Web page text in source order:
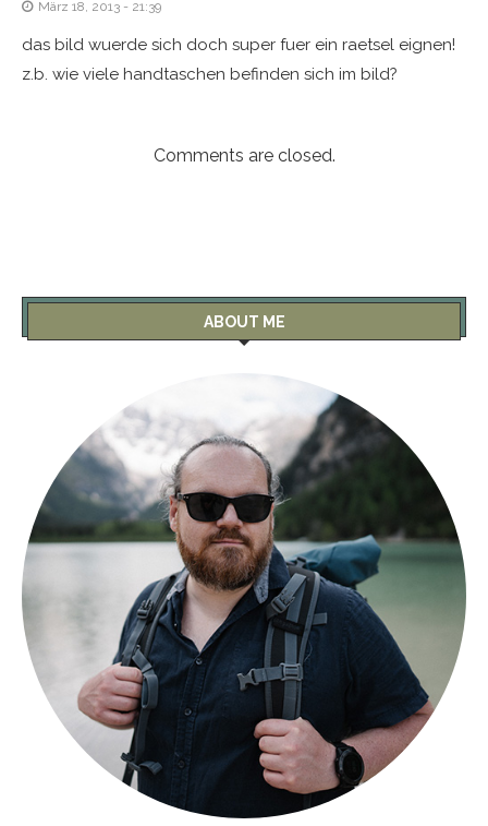
März 18, 2013 - 21:39
das bild wuerde sich doch super fuer ein raetsel eignen!
z.b. wie viele handtaschen befinden sich im bild?
Comments are closed.
ABOUT ME